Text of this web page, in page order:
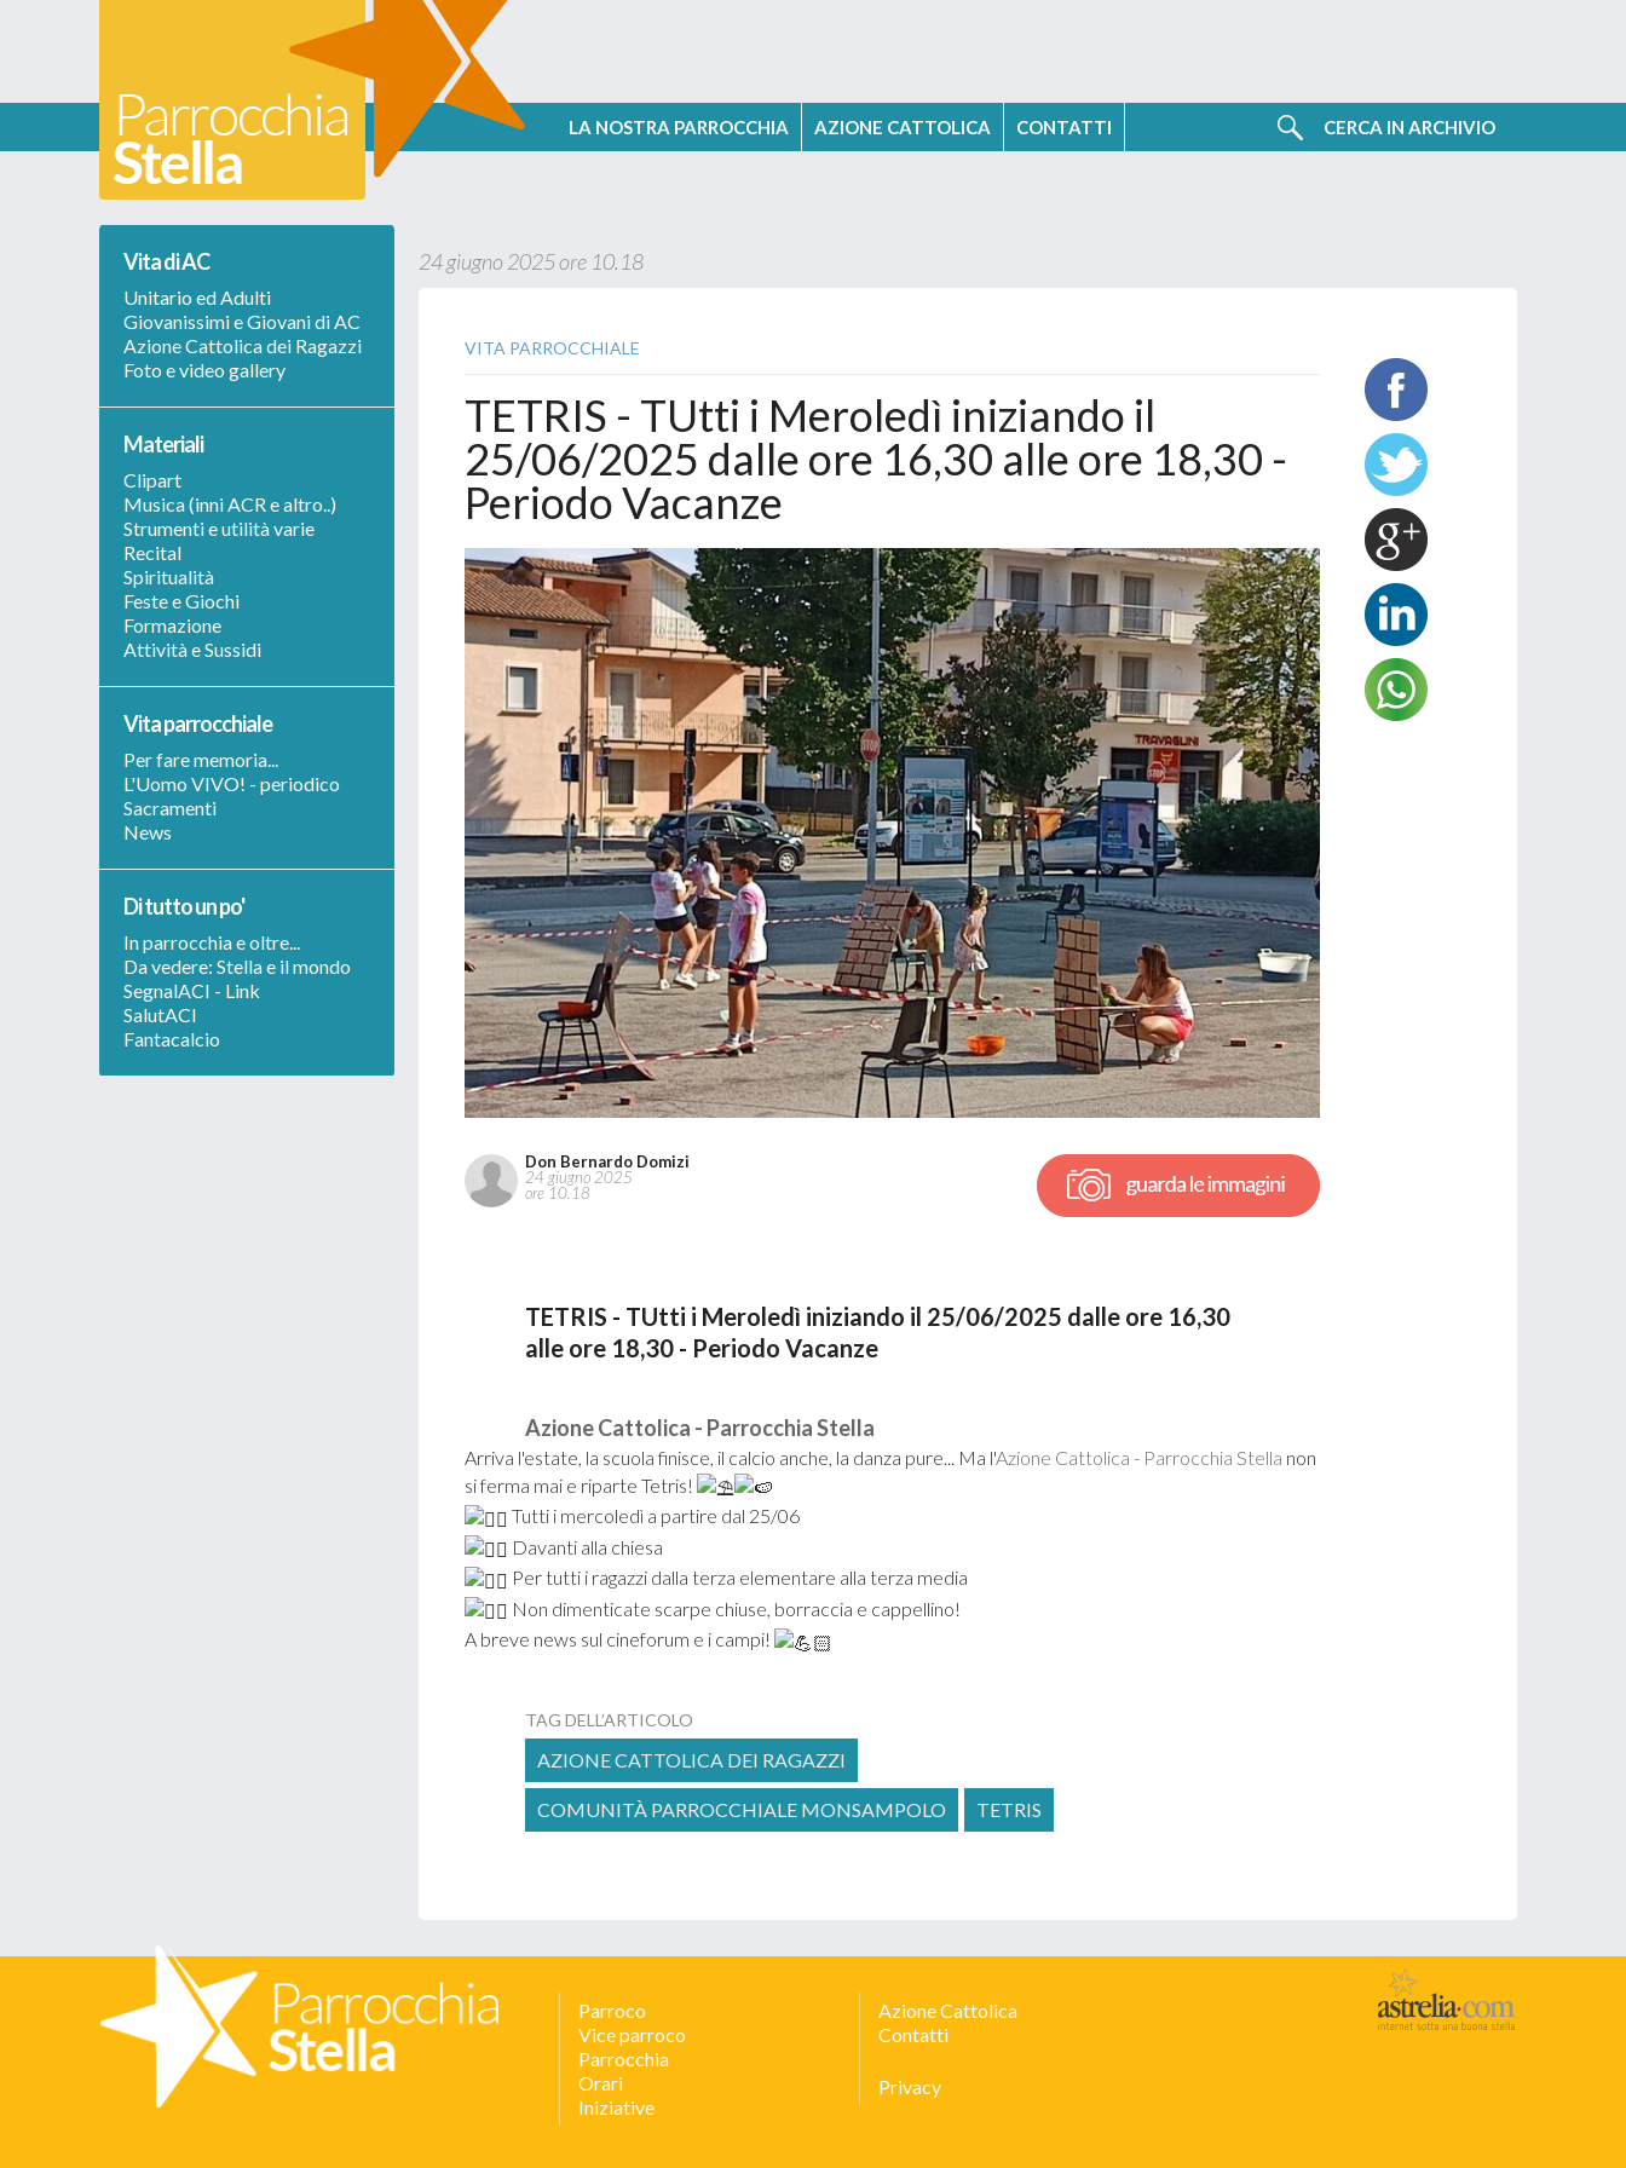
LA NOSTRA PARROCCHIA AZIONE CATTOLICA CONTATTI CERCA IN ARCHIVIO
PARROCO VICE PARROCO PARROCCHIA ORARI INIZIATIVE
Vita di AC
Unitario ed Adulti
Giovanissimi e Giovani di AC
Azione Cattolica dei Ragazzi
Foto e video gallery
Materiali
Clipart
Musica (inni ACR e altro..)
Strumenti e utilità varie
Recital
Spiritualità
Feste e Giochi
Formazione
Attività e Sussidi
Vita parrocchiale
Per fare memoria...
L'Uomo VIVO! - periodico
Sacramenti
News
Di tutto un po'
In parrocchia e oltre...
Da vedere: Stella e il mondo
SegnalACI - Link
SalutACI
Fantacalcio
24 giugno 2025 ore 10.18
VITA PARROCCHIALE
TETRIS - TUtti i Meroledì iniziando il
25/06/2025 dalle ore 16,30 alle ore 18,30 -
Periodo Vacanze
Don Bernardo Domizi
24 giugno 2025
ore 10.18
TETRIS - TUtti i Meroledì iniziando il 25/06/2025 dalle ore 16,30
alle ore 18,30 - Periodo Vacanze
Azione Cattolica - Parrocchia Stella
Arriva l'estate, la scuola finisce, il calcio anche, la danza pure... Ma l'Azione Cattolica - Parrocchia Stella non
si ferma mai e riparte Tetris!
Tutti i mercoledì a partire dal 25/06
Davanti alla chiesa
Per tutti i ragazzi dalla terza elementare alla terza media
Non dimenticate scarpe chiuse, borraccia e cappellino!
A breve news sul cineforum e i campi!
TAG DELL’ARTICOLO
AZIONE CATTOLICA DEI RAGAZZI
COMUNITÀ PARROCCHIALE MONSAMPOLO TETRIS
Parroco
Vice parroco
Parrocchia
Orari
Iniziative
Azione Cattolica
Contatti
Privacy